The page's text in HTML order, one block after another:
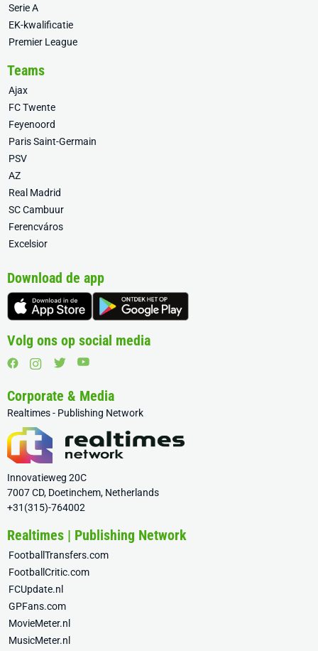
Serie A
EK-kwalificatie
Premier League
Teams
Ajax
FC Twente
Feyenoord
Paris Saint-Germain
PSV
AZ
Real Madrid
SC Cambuur
Ferencváros
Excelsior
Download de app
Volg ons op social media
Corporate & Media
Realtimes - Publishing Network
Innovatieweg 20C
7007 CD, Doetinchem, Netherlands
+31(315)-764002
Realtimes | Publishing Network
FootballTransfers.com
FootballCritic.com
FCUpdate.nl
GPFans.com
MovieMeter.nl
MusicMeter.nl